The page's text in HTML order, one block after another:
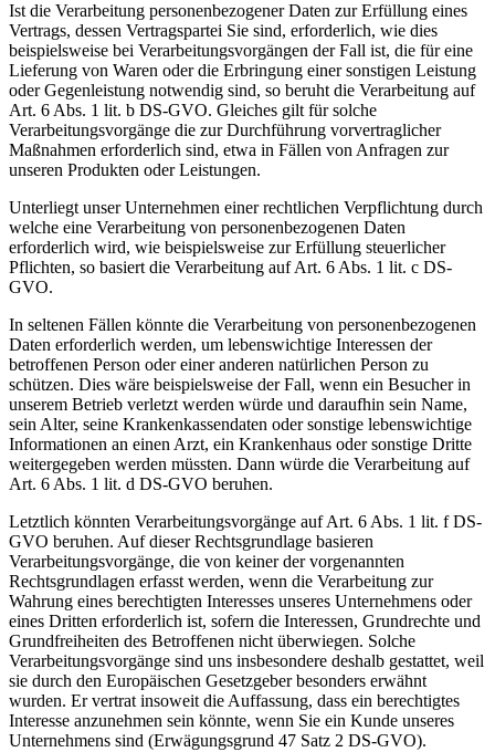
Ist die Verarbeitung personenbezogener Daten zur Erfüllung eines
Vertrags, dessen Vertragspartei Sie sind, erforderlich, wie dies
beispielsweise bei Verarbeitungsvorgängen der Fall ist, die für eine
Lieferung von Waren oder die Erbringung einer sonstigen Leistung
oder Gegenleistung notwendig sind, so beruht die Verarbeitung auf
Art. 6 Abs. 1 lit. b DS-GVO. Gleiches gilt für solche
Verarbeitungsvorgänge die zur Durchführung vorvertraglicher
Maßnahmen erforderlich sind, etwa in Fällen von Anfragen zur
unseren Produkten oder Leistungen.
Unterliegt unser Unternehmen einer rechtlichen Verpflichtung durch
welche eine Verarbeitung von personenbezogenen Daten
erforderlich wird, wie beispielsweise zur Erfüllung steuerlicher
Pflichten, so basiert die Verarbeitung auf Art. 6 Abs. 1 lit. c DS-
GVO.
In seltenen Fällen könnte die Verarbeitung von personenbezogenen
Daten erforderlich werden, um lebenswichtige Interessen der
betroffenen Person oder einer anderen natürlichen Person zu
schützen. Dies wäre beispielsweise der Fall, wenn ein Besucher in
unserem Betrieb verletzt werden würde und daraufhin sein Name,
sein Alter, seine Krankenkassendaten oder sonstige lebenswichtige
Informationen an einen Arzt, ein Krankenhaus oder sonstige Dritte
weitergegeben werden müssten. Dann würde die Verarbeitung auf
Art. 6 Abs. 1 lit. d DS-GVO beruhen.
Letztlich könnten Verarbeitungsvorgänge auf Art. 6 Abs. 1 lit. f DS-
GVO beruhen. Auf dieser Rechtsgrundlage basieren
Verarbeitungsvorgänge, die von keiner der vorgenannten
Rechtsgrundlagen erfasst werden, wenn die Verarbeitung zur
Wahrung eines berechtigten Interesses unseres Unternehmens oder
eines Dritten erforderlich ist, sofern die Interessen, Grundrechte und
Grundfreiheiten des Betroffenen nicht überwiegen. Solche
Verarbeitungsvorgänge sind uns insbesondere deshalb gestattet, weil
sie durch den Europäischen Gesetzgeber besonders erwähnt
wurden. Er vertrat insoweit die Auffassung, dass ein berechtigtes
Interesse anzunehmen sein könnte, wenn Sie ein Kunde unseres
Unternehmens sind (Erwägungsgrund 47 Satz 2 DS-GVO).